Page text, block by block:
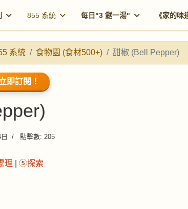
855 系統 每日"3 餸一湯" 《家的味
系統 食物園 (食材500+) 甜椒 (Bell Pepper)
即訂閱！
點擊數: 205
理 ⑤探索